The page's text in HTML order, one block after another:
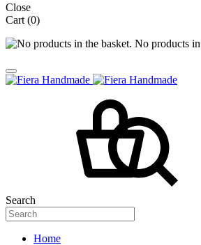
Close
Cart (0)
No products
Search
Home